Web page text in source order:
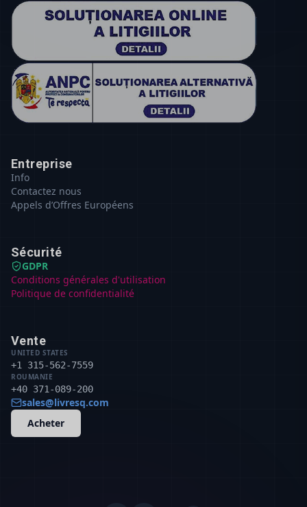
Entreprise
Info
Contactez nous
Appels d’Offres Européens
Sécurité
GDPR
Conditions générales d'utilisation
Politique de confidentialité
Vente
UNITED STATES
+1 315-562-7559
ROUMANIE
+40 371-089-200
sales@livresq.com
Acheter